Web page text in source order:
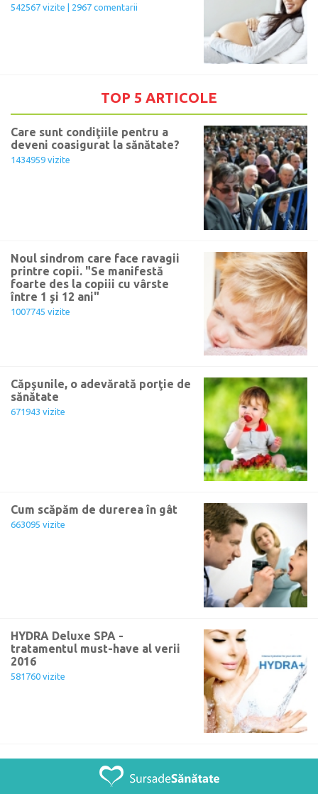
542567 vizite | 2967 comentarii
TOP 5 ARTICOLE
Care sunt condiţiile pentru a
deveni coasigurat la sănătate?
1434959 vizite
Noul sindrom care face ravagii
printre copii. "Se manifestă
foarte des la copiii cu vârste
între 1 şi 12 ani"
1007745 vizite
Căpşunile, o adevărată porţie de
sănătate
671943 vizite
Cum scăpăm de durerea în gât
663095 vizite
HYDRA Deluxe SPA -
tratamentul must-have al verii
2016
581760 vizite